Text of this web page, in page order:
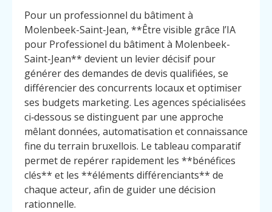
Pour un professionnel du bâtiment à
Molenbeek-Saint-Jean, **Être visible grâce l’IA
pour Professionel du bâtiment à Molenbeek-
Saint-Jean** devient un levier décisif pour
générer des demandes de devis qualifiées, se
différencier des concurrents locaux et optimiser
ses budgets marketing. Les agences spécialisées
ci‑dessous se distinguent par une approche
mêlant données, automatisation et connaissance
fine du terrain bruxellois. Le tableau comparatif
permet de repérer rapidement les **bénéfices
clés** et les **éléments différenciants** de
chaque acteur, afin de guider une décision
rationnelle.